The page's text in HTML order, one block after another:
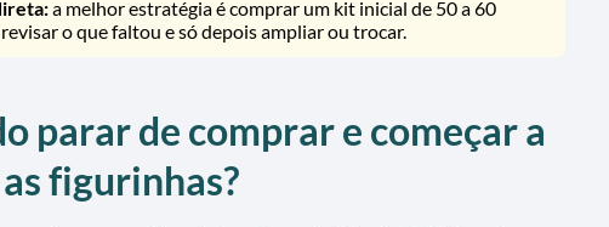
a melhor estratégia é comprar um kit inicial de 50 a 60
o que faltou e só depois ampliar ou trocar.
parar de comprar e começar a
figurinhas?